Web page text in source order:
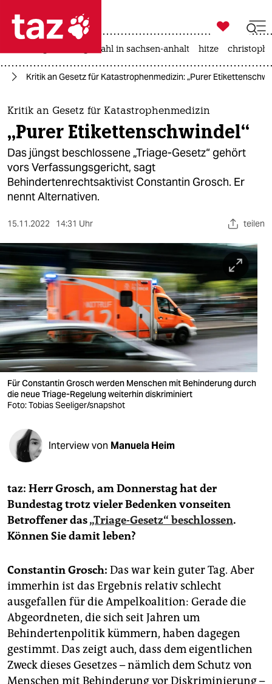
 taz zahl ich
taz zahl ich
themen
politik
öko
gesellschaft
kultur
sport
berlin
nord
wahrheit
verlag
verlag
veranstaltungen
shop
fragen & hilfe
abo
genossenschaft

taz zahl ich
landtagswahl in sachsen-anhalt hitze
Kritik an Gesetz für Katastrophenmedizin: „Purer
Kritik an Gesetz für Katastrophenmedizin
„Purer Etiketten­schwindel“
Das jüngst beschlossene „Triage-Gesetz“ gehört
vors Verfassungsgericht, sagt
Behindertenrechtsaktivist Constantin Grosch. Er
nennt Alternativen.
15.11.2022 14:31 Uhr teilen
Für Constantin Grosch werden Menschen mit Behinderung durch
die neue Triage-Regelung weiterhin diskriminiert
Foto: Tobias Seeliger/snapshot
Interview von Manuela Heim
taz: Herr Grosch, am Donnerstag hat der
Bundestag trotz vieler Bedenken vonseiten
Betroffener das„Triage-Gesetz“ beschlossen.
Können Sie damit leben?
Constantin Grosch: Das war kein guter Tag. Aber
immerhin ist das Ergebnis relativ schlecht
ausgefallen für die Ampelkoalition: Gerade die
Abgeordneten, die sich seit Jahren um
Behindertenpolitik kümmern, haben dagegen
gestimmt. Das zeigt auch, dass dem eigentlichen
Zweck dieses Gesetzes – nämlich dem Schutz von
Menschen mit Behinderung vor Diskriminierung –